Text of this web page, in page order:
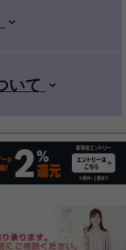
ド
オ
ド
リー
ター
いて